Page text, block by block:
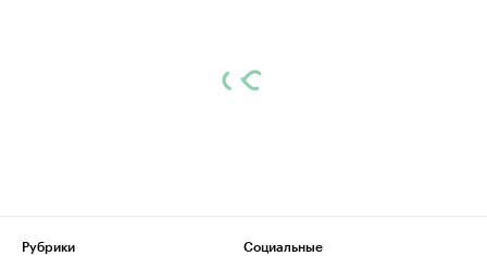
Рубрики
Социальные